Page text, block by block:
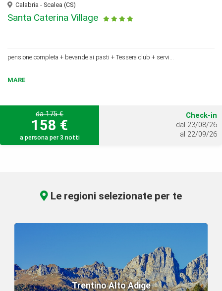
Calabria - Scalea (CS)
Santa Caterina Village
pensione completa + bevande ai pasti + Tessera club + servi...
MARE
da 175 €
158 €
a persona per 3 notti
Check-in
dal 23/08/26
al 22/09/26
Le regioni selezionate per te
Trentino Alto Adige